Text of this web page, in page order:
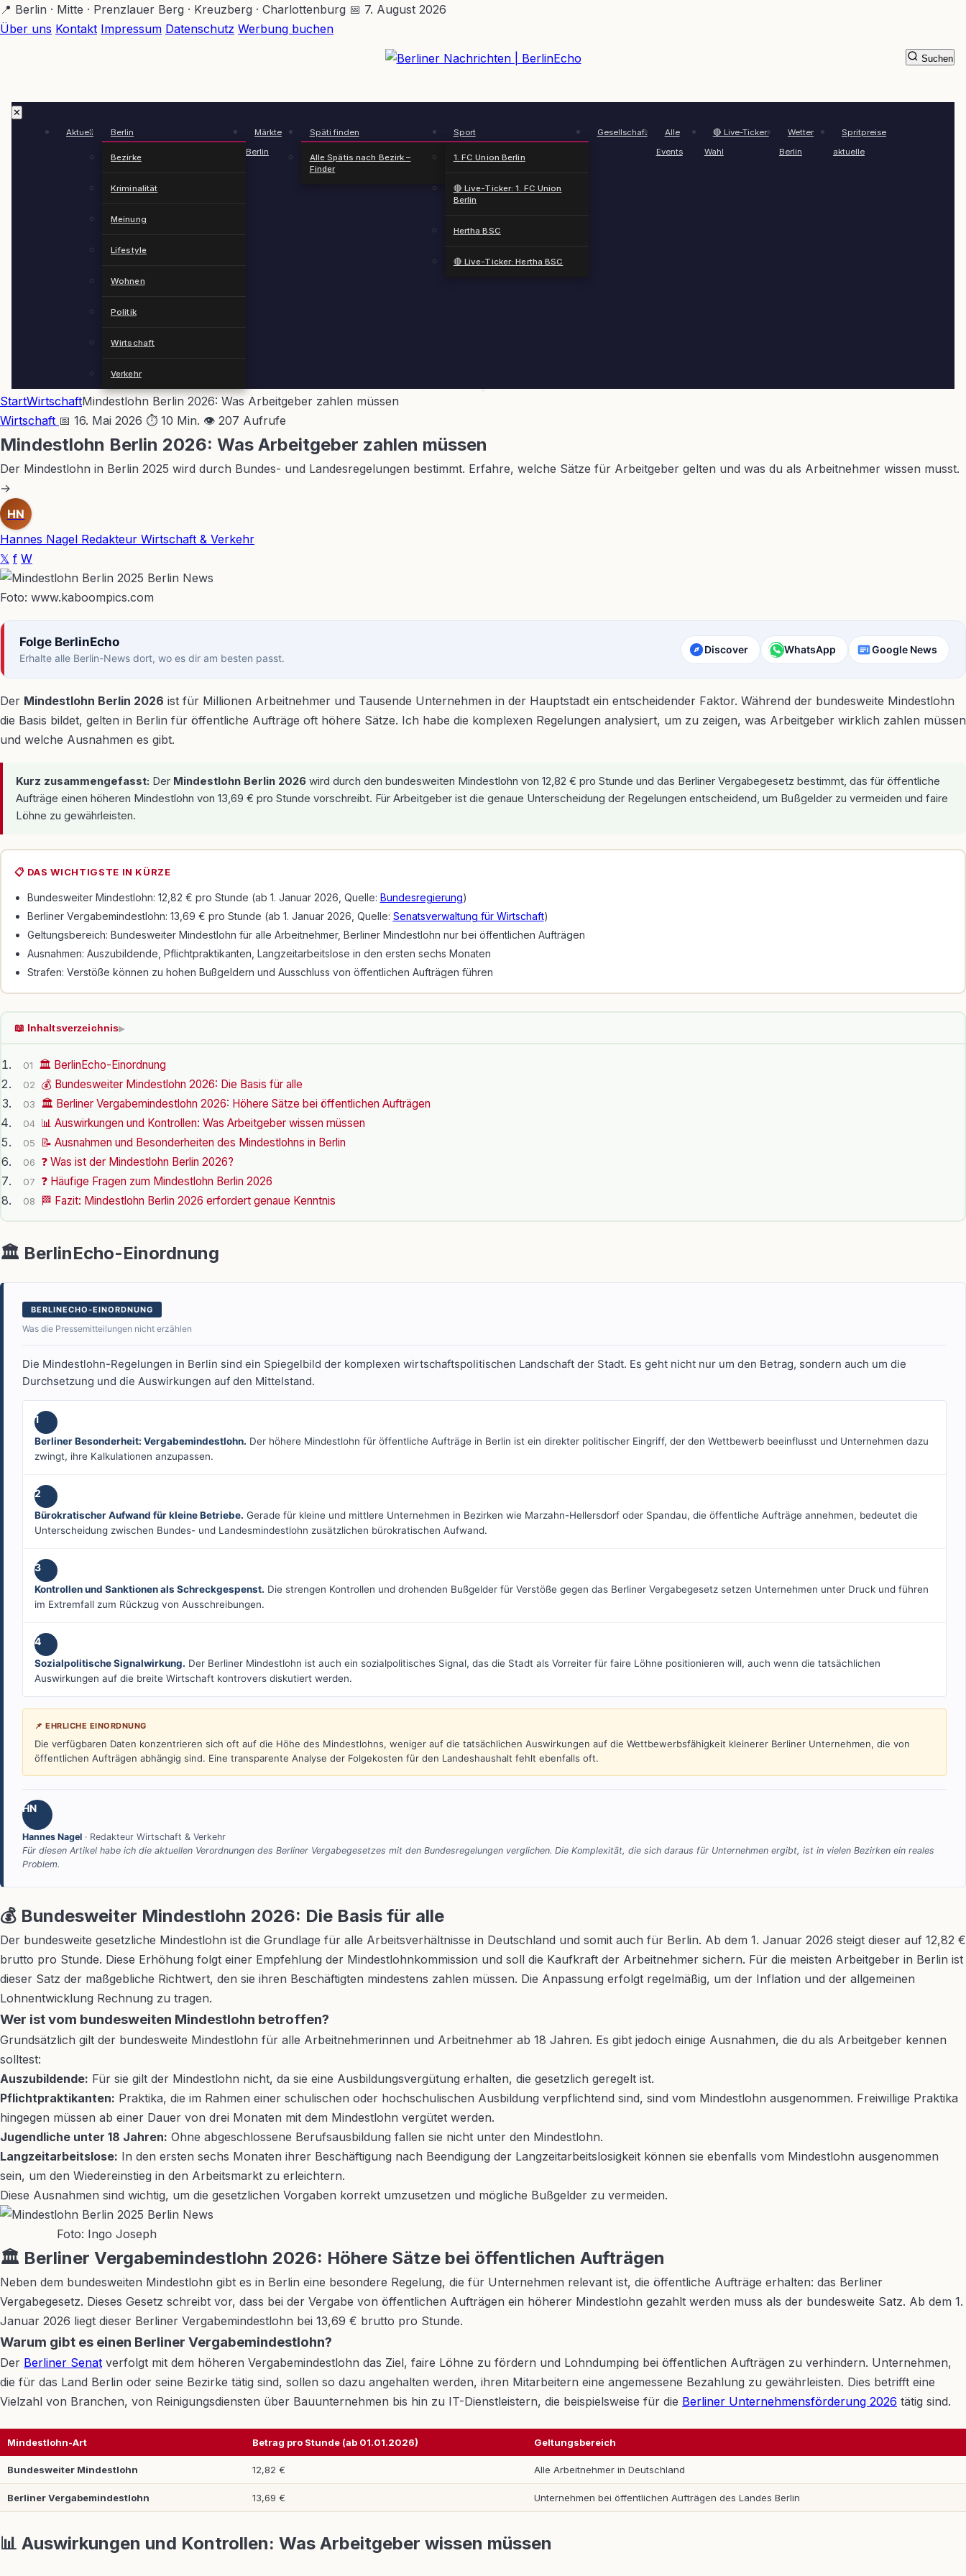
Zum
Hauptinhalt
📍 Berlin · Mitte · Prenzlauer Berg · Kreuzberg · Charlottenburg 📅 7. August 2026
Über uns Kontakt Impressum Datenschutz Werbung buchen
✕
Aktuell Berlin
Bezirke
Kriminalität
Meinung
Lifestyle
Wohnen
Politik
Wirtschaft
Verkehr
Märkte
Berlin
Späti finden
Alle Spätis nach Bezirk –
Finder
Sport
1. FC Union Berlin
🔴 Live-Ticker: 1. FC Union
Berlin
Hertha BSC
🔴 Live-Ticker: Hertha BSC
Gesellschaft
Alle
Events
🔴 Live-Ticker:
Wahl
Wetter
Berlin
Spritpreise
aktuelle
Suchen
StartWirtschaftMindestlohn Berlin 2026: Was Arbeitgeber zahlen müssen
Wirtschaft 📅 16. Mai 2026 ⏱ 10 Min. 👁 207 Aufrufe
Mindestlohn Berlin 2026: Was Arbeitgeber zahlen müssen
Der Mindestlohn in Berlin 2025 wird durch Bundes- und Landesregelungen bestimmt. Erfahre, welche Sätze für Arbeitgeber gelten und was du als Arbeitnehmer wissen musst.
→
HN
Hannes Nagel Redakteur Wirtschaft & Verkehr
𝕏 f W
Foto: www.kaboompics.com
Folge BerlinEcho
Erhalte alle Berlin-News dort, wo es dir am besten passt.
Discover WhatsApp Google News
Der Mindestlohn Berlin 2026 ist für Millionen Arbeitnehmer und Tausende Unternehmen in der Hauptstadt ein entscheidender Faktor. Während der bundesweite Mindestlohn
die Basis bildet, gelten in Berlin für öffentliche Aufträge oft höhere Sätze. Ich habe die komplexen Regelungen analysiert, um zu zeigen, was Arbeitgeber wirklich zahlen müssen
und welche Ausnahmen es gibt.
Kurz zusammengefasst: Der Mindestlohn Berlin 2026 wird durch den bundesweiten Mindestlohn von 12,82 € pro Stunde und das Berliner Vergabegesetz bestimmt, das für öffentliche
Aufträge einen höheren Mindestlohn von 13,69 € pro Stunde vorschreibt. Für Arbeitgeber ist die genaue Unterscheidung der Regelungen entscheidend, um Bußgelder zu vermeiden und faire
Löhne zu gewährleisten.
📋 DAS WICHTIGSTE IN KÜRZE
Bundesweiter Mindestlohn: 12,82 € pro Stunde (ab 1. Januar 2026, Quelle: Bundesregierung)
Berliner Vergabemindestlohn: 13,69 € pro Stunde (ab 1. Januar 2026, Quelle: Senatsverwaltung für Wirtschaft)
Geltungsbereich: Bundesweiter Mindestlohn für alle Arbeitnehmer, Berliner Mindestlohn nur bei öffentlichen Aufträgen
Ausnahmen: Auszubildende, Pflichtpraktikanten, Langzeitarbeitslose in den ersten sechs Monaten
Strafen: Verstöße können zu hohen Bußgeldern und Ausschluss von öffentlichen Aufträgen führen
📖 Inhaltsverzeichnis▶
01 🏛️ BerlinEcho-Einordnung
02 💰 Bundesweiter Mindestlohn 2026: Die Basis für alle
03 🏛️ Berliner Vergabemindestlohn 2026: Höhere Sätze bei öffentlichen Aufträgen
04 📊 Auswirkungen und Kontrollen: Was Arbeitgeber wissen müssen
05 📝 Ausnahmen und Besonderheiten des Mindestlohns in Berlin
06 ❓ Was ist der Mindestlohn Berlin 2026?
07 ❓ Häufige Fragen zum Mindestlohn Berlin 2026
08 🏁 Fazit: Mindestlohn Berlin 2026 erfordert genaue Kenntnis
🏛️ BerlinEcho-Einordnung
BERLINECHO-EINORDNUNG
Was die Pressemitteilungen nicht erzählen
Die Mindestlohn-Regelungen in Berlin sind ein Spiegelbild der komplexen wirtschaftspolitischen Landschaft der Stadt. Es geht nicht nur um den Betrag, sondern auch um die
Durchsetzung und die Auswirkungen auf den Mittelstand.
1
Berliner Besonderheit: Vergabemindestlohn. Der höhere Mindestlohn für öffentliche Aufträge in Berlin ist ein direkter politischer Eingriff, der den Wettbewerb beeinflusst und Unternehmen dazu
zwingt, ihre Kalkulationen anzupassen.
2
Bürokratischer Aufwand für kleine Betriebe. Gerade für kleine und mittlere Unternehmen in Bezirken wie Marzahn-Hellersdorf oder Spandau, die öffentliche Aufträge annehmen, bedeutet die
Unterscheidung zwischen Bundes- und Landesmindestlohn zusätzlichen bürokratischen Aufwand.
3
Kontrollen und Sanktionen als Schreckgespenst. Die strengen Kontrollen und drohenden Bußgelder für Verstöße gegen das Berliner Vergabegesetz setzen Unternehmen unter Druck und führen
im Extremfall zum Rückzug von Ausschreibungen.
4
Sozialpolitische Signalwirkung. Der Berliner Mindestlohn ist auch ein sozialpolitisches Signal, das die Stadt als Vorreiter für faire Löhne positionieren will, auch wenn die tatsächlichen
Auswirkungen auf die breite Wirtschaft kontrovers diskutiert werden.
📌 EHRLICHE EINORDNUNG
Die verfügbaren Daten konzentrieren sich oft auf die Höhe des Mindestlohns, weniger auf die tatsächlichen Auswirkungen auf die Wettbewerbsfähigkeit kleinerer Berliner Unternehmen, die von
öffentlichen Aufträgen abhängig sind. Eine transparente Analyse der Folgekosten für den Landeshaushalt fehlt ebenfalls oft.
HN
Hannes Nagel · Redakteur Wirtschaft & Verkehr
Für diesen Artikel habe ich die aktuellen Verordnungen des Berliner Vergabegesetzes mit den Bundesregelungen verglichen. Die Komplexität, die sich daraus für Unternehmen ergibt, ist in vielen Bezirken ein reales
Problem.
💰 Bundesweiter Mindestlohn 2026: Die Basis für alle
Der bundesweite gesetzliche Mindestlohn ist die Grundlage für alle Arbeitsverhältnisse in Deutschland und somit auch für Berlin. Ab dem 1. Januar 2026 steigt dieser auf 12,82 €
brutto pro Stunde. Diese Erhöhung folgt einer Empfehlung der Mindestlohnkommission und soll die Kaufkraft der Arbeitnehmer sichern. Für die meisten Arbeitgeber in Berlin ist
dieser Satz der maßgebliche Richtwert, den sie ihren Beschäftigten mindestens zahlen müssen. Die Anpassung erfolgt regelmäßig, um der Inflation und der allgemeinen
Lohnentwicklung Rechnung zu tragen.
Wer ist vom bundesweiten Mindestlohn betroffen?
Grundsätzlich gilt der bundesweite Mindestlohn für alle Arbeitnehmerinnen und Arbeitnehmer ab 18 Jahren. Es gibt jedoch einige Ausnahmen, die du als Arbeitgeber kennen
solltest:
Auszubildende: Für sie gilt der Mindestlohn nicht, da sie eine Ausbildungsvergütung erhalten, die gesetzlich geregelt ist.
Pflichtpraktikanten: Praktika, die im Rahmen einer schulischen oder hochschulischen Ausbildung verpflichtend sind, sind vom Mindestlohn ausgenommen. Freiwillige Praktika
hingegen müssen ab einer Dauer von drei Monaten mit dem Mindestlohn vergütet werden.
Jugendliche unter 18 Jahren: Ohne abgeschlossene Berufsausbildung fallen sie nicht unter den Mindestlohn.
Langzeitarbeitslose: In den ersten sechs Monaten ihrer Beschäftigung nach Beendigung der Langzeitarbeitslosigkeit können sie ebenfalls vom Mindestlohn ausgenommen
sein, um den Wiedereinstieg in den Arbeitsmarkt zu erleichtern.
Diese Ausnahmen sind wichtig, um die gesetzlichen Vorgaben korrekt umzusetzen und mögliche Bußgelder zu vermeiden.
Foto: Ingo Joseph
🏛️ Berliner Vergabemindestlohn 2026: Höhere Sätze bei öffentlichen Aufträgen
Neben dem bundesweiten Mindestlohn gibt es in Berlin eine besondere Regelung, die für Unternehmen relevant ist, die öffentliche Aufträge erhalten: das Berliner
Vergabegesetz. Dieses Gesetz schreibt vor, dass bei der Vergabe von öffentlichen Aufträgen ein höherer Mindestlohn gezahlt werden muss als der bundesweite Satz. Ab dem 1.
Januar 2026 liegt dieser Berliner Vergabemindestlohn bei 13,69 € brutto pro Stunde.
Warum gibt es einen Berliner Vergabemindestlohn?
Der Berliner Senat verfolgt mit dem höheren Vergabemindestlohn das Ziel, faire Löhne zu fördern und Lohndumping bei öffentlichen Aufträgen zu verhindern. Unternehmen,
die für das Land Berlin oder seine Bezirke tätig sind, sollen so dazu angehalten werden, ihren Mitarbeitern eine angemessene Bezahlung zu gewährleisten. Dies betrifft eine
Vielzahl von Branchen, von Reinigungsdiensten über Bauunternehmen bis hin zu IT-Dienstleistern, die beispielsweise für die Berliner Unternehmensförderung 2026 tätig sind.
Mindestlohn-Art Betrag pro Stunde (ab 01.01.2026) Geltungsbereich
Bundesweiter Mindestlohn 12,82 € Alle Arbeitnehmer in Deutschland
Berliner Vergabemindestlohn 13,69 € Unternehmen bei öffentlichen Aufträgen des Landes Berlin
📊 Auswirkungen und Kontrollen: Was Arbeitgeber wissen müssen